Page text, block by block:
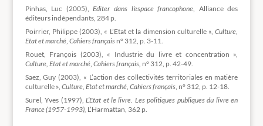
Pinhas, Luc (2005),Editer dans l’espace francophone , Alliance des
éditeurs indépendants, 284 p.
Poirrier, Philippe (2003), « L’Etat et la dimension culturelle »,Culture,
Etat et marché, Cahiers françaisn° 312, p. 3-11.
Rouet, François (2003), « Industrie du livre et concentration »,
Culture, Etat et marché, Cahiers français, n° 312, p. 42-49.
Saez, Guy (2003), « L’action des collectivités territoriales en matière
culturelle », Culture, Etat et marché, Cahiers français, n° 312, p. 12-18.
Surel, Yves (1997),L’Etat et le livre. Les politiques publiques du livre en
France (1957-1993), L’Harmattan, 362 p.